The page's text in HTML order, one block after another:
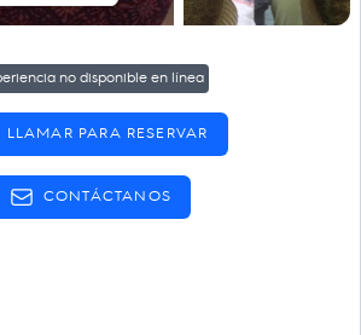
no disponible en línea
LLAMAR PARA RESERVAR
CONTÁCTANOS